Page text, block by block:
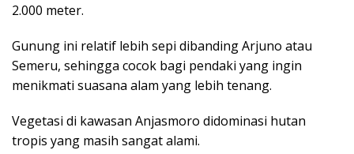
2.000 meter.
Gunung ini relatif lebih sepi dibanding Arjuno atau
Semeru, sehingga cocok bagi pendaki yang ingin
menikmati suasana alam yang lebih tenang.
Vegetasi di kawasan Anjasmoro didominasi hutan
tropis yang masih sangat alami.